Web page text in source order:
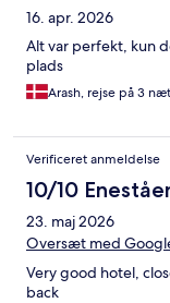
16. apr. 2026
Alt var perfekt, kun
plads
Arash, rejse på 3
Verificeret anmeldelse
10/10
23. maj 2026
Oversæt med
Very good hotel,
back